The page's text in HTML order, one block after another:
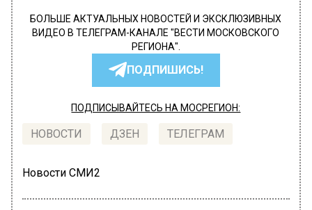
БОЛЬШЕ АКТУАЛЬНЫХ НОВОСТЕЙ И ЭКСКЛЮЗИВНЫХ
ВИДЕО В ТЕЛЕГРАМ-КАНАЛЕ "ВЕСТИ МОСКОВСКОГО
РЕГИОНА".
ПОДПИШИСЬ!
ПОДПИСЫВАЙТЕСЬ НА МОСРЕГИОН:
НОВОСТИ ДЗЕН ТЕЛЕГРАМ
Новости СМИ2